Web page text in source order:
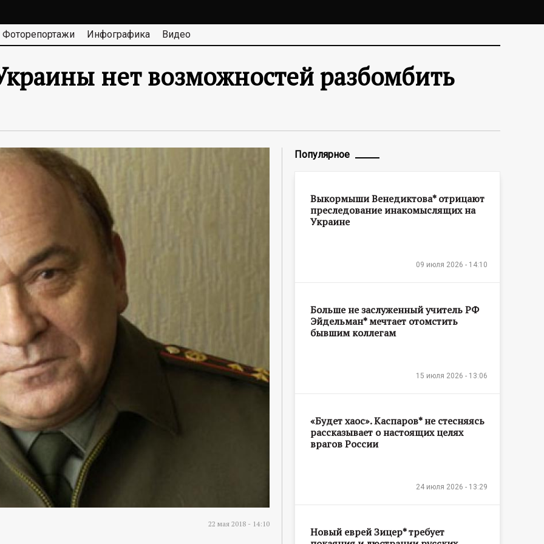
Фоторепортажи Инфографика Видео
нет возможностей разбомбить
22 мая 2018 - 14:10
Популярное
Выкормыши Венедиктова* отрицают
преследование инакомыслящих на
Украине
09 июля 2026 - 14:10
Больше не заслуженный учитель РФ
Эйдельман* мечтает отомстить
бывшим коллегам
15 июля 2026 - 13:06
«Будет хаос». Каспаров* не стесняясь
рассказывает о настоящих целях
врагов России
24 июля 2026 - 13:29
Новый еврей Зицер* требует